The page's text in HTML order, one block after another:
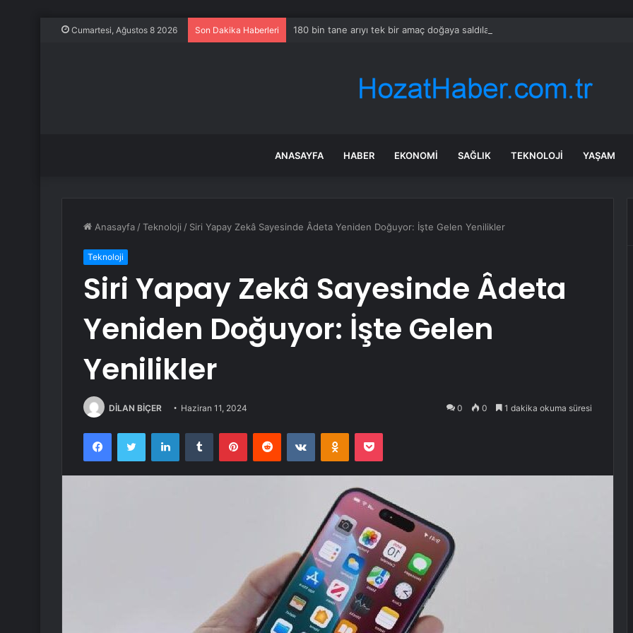
Cumartesi, Ağustos 8 2026 Son Dakika Haberleri 180 bin tane arıyı tek bir amaç doğaya saldılar
ANASAYFA HABER EKONOMI SAĞLIK TEKNOLOJI YAŞAM
Anasayfa /Teknoloji / Siri Yapay Zekâ Sayesinde Âdeta Yeniden Doğuyor: İşte Gelen Yenilikler
Teknoloji
Siri Yapay Zekâ Sayesinde Âdeta
Yeniden Doğuyor: İşte Gelen
Yenilikler
DİLAN BİÇER Haziran 11, 2024 0 0 1 dakika okuma süresi
FacebookTwitter LinkedInTumblr PinterestReddit VKontakteOdnoklassniki
Pocket